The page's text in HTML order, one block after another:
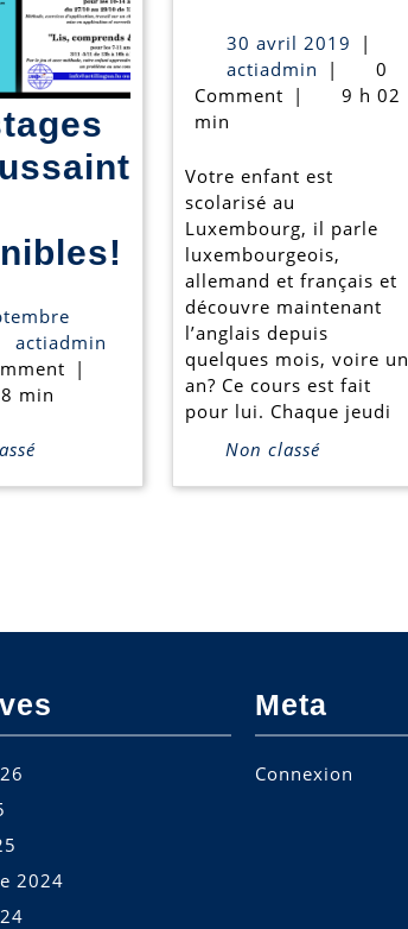
Nos
stages
Toussaint
sont
disponibles!
actiadmin actiadmin
|
min
pour
jeunes
30 avril 2019 30
avril
2019
|
actiadmin actiadmin
|
0
Comment |
9 h 02
min
Votre enfant est
scolarisé au
Luxembourg, il parle
luxembourgeois,
allemand et français et
découvre maintenant
l’anglais depuis
quelques mois, voire un
an? Ce cours est fait
pour lui. Chaque jeudi
Non classé
2024
Meta
Connexion